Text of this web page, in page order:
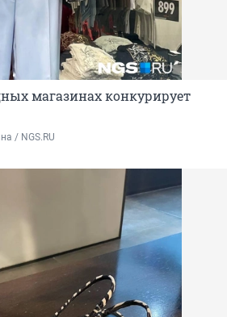
магазинах конкурирует
/ NGS.RU